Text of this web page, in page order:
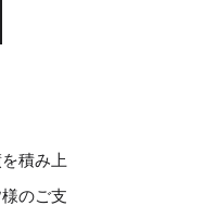
積み上
のご支